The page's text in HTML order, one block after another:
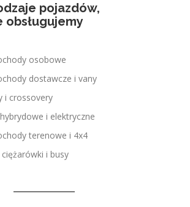
pojazdów,
obsługujemy
osobowe
dostawcze i vany
i crossovery
i elektryczne
terenowe i 4x4
ciężarówki i busy